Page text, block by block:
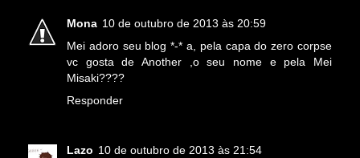
Mona 10 de outubro de 2013 às 20:59
Mei adoro seu blog *-* a, pela capa do zero corpse
vc gosta de Another ,o seu nome e pela Mei
Misaki????
Responder
Lazo 10 de outubro de 2013 às 21:54